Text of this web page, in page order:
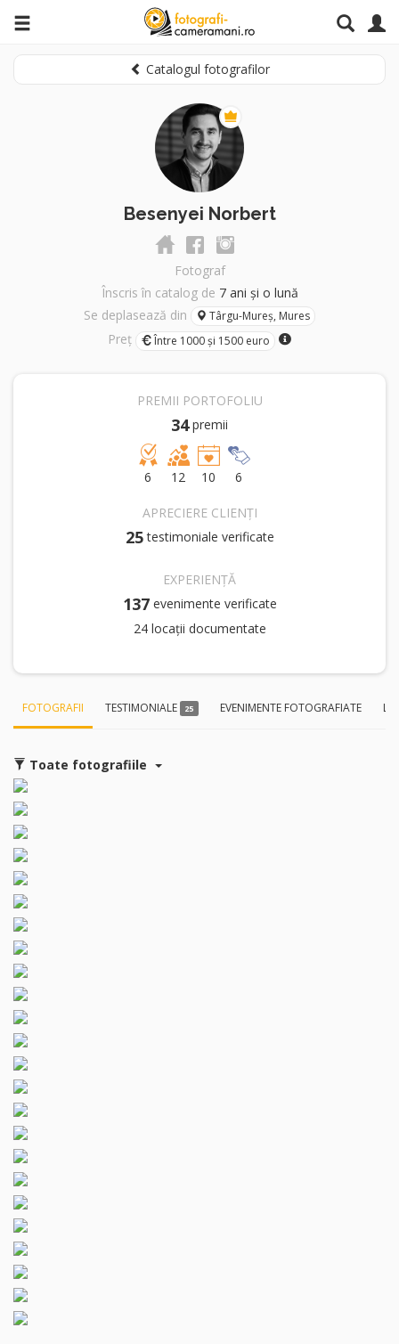
Catalogul fotografilor
Besenyei Norbert
Fotograf
Înscris în catalog de 7 ani și o lună
Se deplasează din
Târgu-Mureș, Mures
Preț Între 1000 și 1500 euro
PREMII PORTOFOLIU
34 premii
6 12 10 6
APRECIERE CLIENȚI
25 testimoniale verificate
EXPERIENȚĂ
137 evenimente verificate
24 locații documentate
FOTOGRAFII TESTIMONIALE 25 EVENIMENTE FOTOGRAFIATE
Toate fotografiile